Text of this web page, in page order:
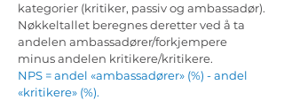
kategorier (kritiker, passiv og ambassadør).
Nøkkeltallet beregnes deretter ved å ta
andelen ambassadører/forkjempere
minus andelen kritikere/kritikere.
NPS = andel «ambassadører» (%) - andel
«kritikere» (%).